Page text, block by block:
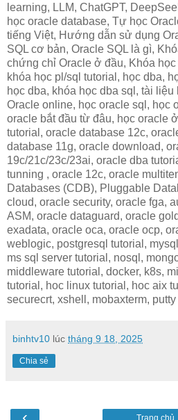
learning, LLM, ChatGPT,
học oracle database, Tự học
tiếng Việt, Hướng dẫn sử dụng
SQL cơ bản, Oracle SQL là gì,
chứng chỉ Oracle ở đầu, Khóa
khóa học pl/sql tutorial, học dba,
học dba, khóa học dba sql, tài
Oracle online, học oracle sql, học
oracle bắt đầu từ đâu, học oracle
tutorial, oracle database 12c,
database 11g, oracle download,
19c/21c/23c/23ai, oracle dba
tunning , oracle 12c, oracle
Databases (CDB), Pluggable
cloud, oracle security, oracle fga,
ASM, oracle dataguard, oracle
exadata, oracle oca, oracle ocp,
weblogic, postgresql tutorial,
ms sql server tutorial, nosql,
middleware tutorial, docker, k8s,
tutorial, hoc linux tutorial, hoc aix
securecrt, xshell, mobaxterm, putty
binhtv10 lúc tháng 9 18, 2025
Chia sẻ
Trang chủ